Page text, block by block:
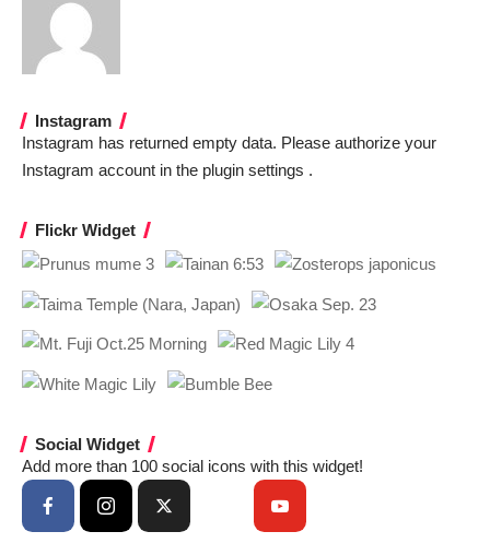
Instagram
Instagram has returned empty data. Please authorize your
Instagram account in the plugin settings .
Flickr Widget
Social Widget
Add more than 100 social icons with this widget!